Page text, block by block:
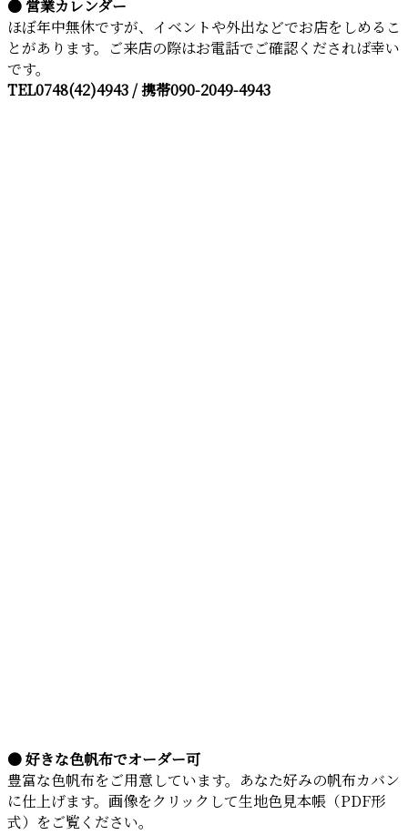
● 営業カレンダー
ほぼ年中無休ですが、イベントや外出などでお店をしめるこ
とがあります。ご来店の際はお電話でご確認くだされば幸い
です。
TEL0748(42)4943 / 携帯090-2049-4943
● 好きな色帆布でオーダー可
豊富な色帆布をご用意しています。あなた好みの帆布カバン
に仕上げます。画像をクリックして生地色見本帳（PDF形
式）をご覧ください。